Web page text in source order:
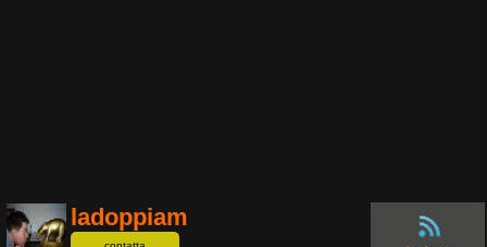
ladoppiam